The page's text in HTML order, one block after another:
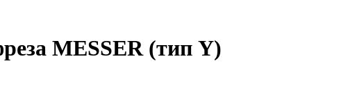
MESSER (тип Y)